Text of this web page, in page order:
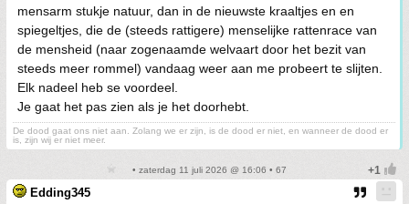
mensarm stukje natuur, dan in de nieuwste kraaltjes en en
spiegeltjes, die de (steeds rattigere) menselijke rattenrace van
de mensheid (naar zogenaamde welvaart door het bezit van
steeds meer rommel) vandaag weer aan me probeert te slijten.
Elk nadeel heb se voordeel.
Je gaat het pas zien als je het doorhebt.
De dood gaat ons niet aan. Zolang we er zijn, is de dood er niet, en wanneer de dood er
is, zijn wij er niet meer.
• zaterdag 11 juli 2026 @ 16:06 • 67
Edding345